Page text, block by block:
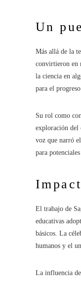
Un
Más allá de la
convirtieron en
la ciencia en
para el
Su rol como
exploración del
voz que narró
para
El trabajo de
educativas
básicos. La
humanos y el
La influencia